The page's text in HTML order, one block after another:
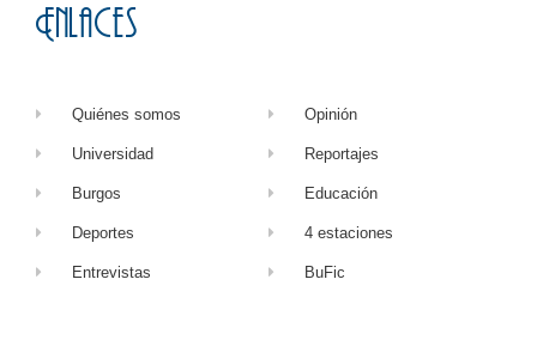
Enlaces
Quiénes somos
Universidad
Burgos
Deportes
Entrevistas
Opinión
Reportajes
Educación
4 estaciones
BuFic